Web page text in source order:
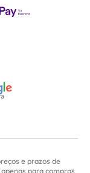
e prazos de
para compras